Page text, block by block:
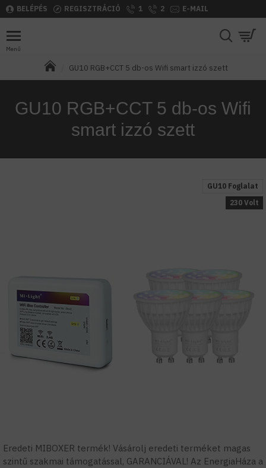
BELÉPÉS REGISZTRÁCIÓ 1 2 E-MAIL
GU10 RGB+CCT 5 db-os Wifi smart izzó szett
GU10 RGB+CCT 5 db-os Wifi
smart izzó szett
GU10 Foglalat
230 Volt
Eredeti MIBOXER termék! Vásárolj eredeti terméket magas
szintű szakmai támogatással, GARANCIÁVAL! Az EnergiaHáza a